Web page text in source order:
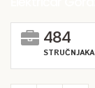
484
STRUČNJAKA